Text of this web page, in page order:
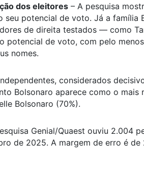
dos eleitores – A pesquisa
seu potencial de voto. Já a família
de direita testados — como
potencial de voto, com pelo
nomes.
considerados
Bolsonaro aparece como o mais
Bolsonaro (70%).
Genial/Quaest ouviu 2.004
de 2025. A margem de erro é